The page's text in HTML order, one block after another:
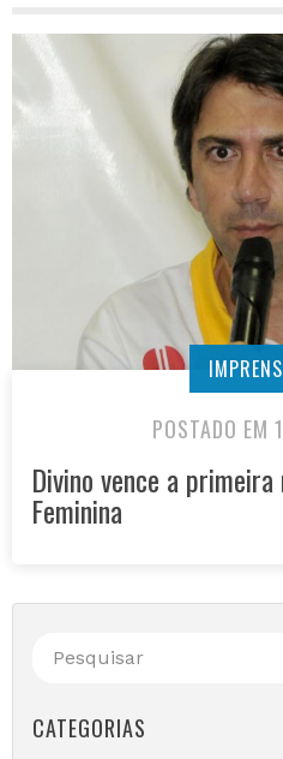
POSTADO
Divino vence a
Feminina
CATEGORIAS